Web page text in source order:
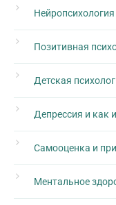
Позитивная
Детская
Депрессия и как
Самооценка и
Ментальное